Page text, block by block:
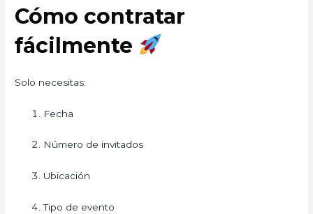
Cómo contratar
fácilmente
Solo necesitas:
Fecha
Número de invitados
Ubicación
Tipo de evento